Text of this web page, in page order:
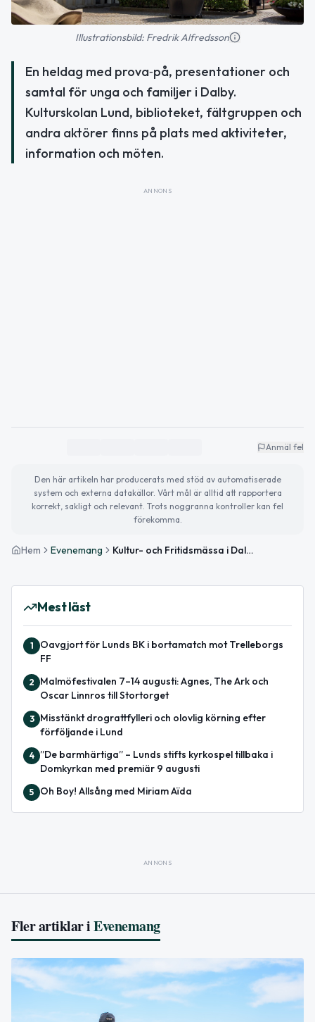
Illustrationsbild: Fredrik Alfredsson
En heldag med prova‑på, presentationer och
samtal för unga och familjer i Dalby.
Kulturskolan Lund, biblioteket, fältgruppen och
andra aktörer finns på plats med aktiviteter,
information och möten.
ANNONS
Anmäl fel
Den här artikeln har producerats med stöd av automatiserade
system och externa datakällor. Vårt mål är alltid att rapportera
korrekt, sakligt och relevant. Trots noggranna kontroller kan fel
förekomma.
Hem Evenemang Kultur- och Fritidsmässa i Dalby
Mest läst
1
Oavgjort för Lunds BK i bortamatch mot Trelleborgs
FF
2
Malmöfestivalen 7–14 augusti: Agnes, The Ark och
Oscar Linnros till Stortorget
3
Misstänkt drograttfylleri och olovlig körning efter
förföljande i Lund
4
”De barmhärtiga” – Lunds stifts kyrkospel tillbaka i
Domkyrkan med premiär 9 augusti
5 Oh Boy! Allsång med Miriam Aïda
ANNONS
Fler artiklar iEvenemang